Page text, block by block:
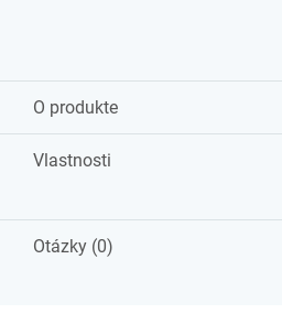
O produkte
Vlastnosti
Otázky (0)